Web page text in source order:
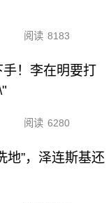
阅读 8183
！李在明要打
阅读 6280
地”，泽连斯基还